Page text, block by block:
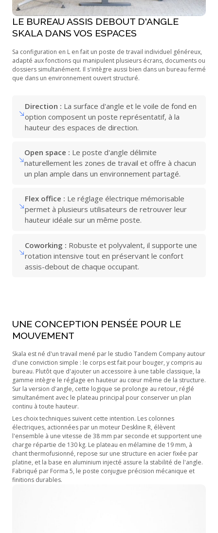
LE BUREAU ASSIS DEBOUT D'ANGLE
SKALA DANS VOS ESPACES
Sa configuration en L en fait un poste de travail individuel généreux,
adapté aux fonctions qui manipulent plusieurs écrans, documents ou
dossiers simultanément. Il s'intègre aussi bien dans un bureau fermé
que dans un environnement ouvert structuré.
Direction : La surface d'angle et le voile de fond en
option composent un poste représentatif, à la
hauteur des espaces de direction.
Open space : Le poste d'angle délimite
naturellement les zones de travail et offre à chacun
un plan ample dans un environnement partagé.
Flex office : Le réglage électrique mémorisable
permet à plusieurs utilisateurs de retrouver leur
hauteur idéale sur un même poste.
Coworking : Robuste et polyvalent, il supporte une
rotation intensive tout en préservant le confort
assis-debout de chaque occupant.
UNE CONCEPTION PENSÉE POUR LE
MOUVEMENT
Skala est né d'un travail mené par le studio Tandem Company autour
d'une conviction simple : le corps est fait pour bouger, y compris au
bureau. Plutôt que d'ajouter un accessoire à une table classique, la
gamme intègre le réglage en hauteur au cœur même de la structure.
Sur la version d'angle, cette logique se prolonge au retour, réglé
simultanément avec le plateau principal pour conserver un plan
continu à toute hauteur.
Les choix techniques suivent cette intention. Les colonnes
électriques, actionnées par un moteur Deskline R, élèvent
l'ensemble à une vitesse de 38 mm par seconde et supportent une
charge répartie de 130 kg. Le plateau en mélamine de 19 mm, à
chant thermofusionné, repose sur une structure en acier fixée par
platine, et la base en aluminium injecté assure la stabilité de l'angle.
Fabriqué par Forma 5, le poste conjugue précision mécanique et
finitions durables.